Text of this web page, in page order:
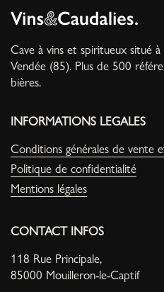
Cave à vins et spiritueux situé
Vendée (85). Plus de 500
bières.
INFORMATIONS LEGALES
Conditions générales de vente
Politique de confidentialité
Mentions légales
CONTACT INFOS
118 Rue Principale,
85000 Mouilleron-le-Captif